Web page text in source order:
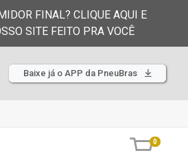
FINAL? CLIQUE AQUI E
SITE FEITO PRA VOCÊ
Baixe já o APP da PneuBras
0